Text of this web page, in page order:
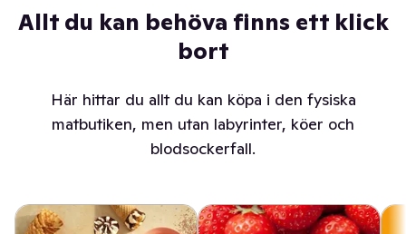
Allt du kan behöva finns ett klick
bort
Här hittar du allt du kan köpa i den fysiska
matbutiken, men utan labyrinter, köer och
blodsockerfall.